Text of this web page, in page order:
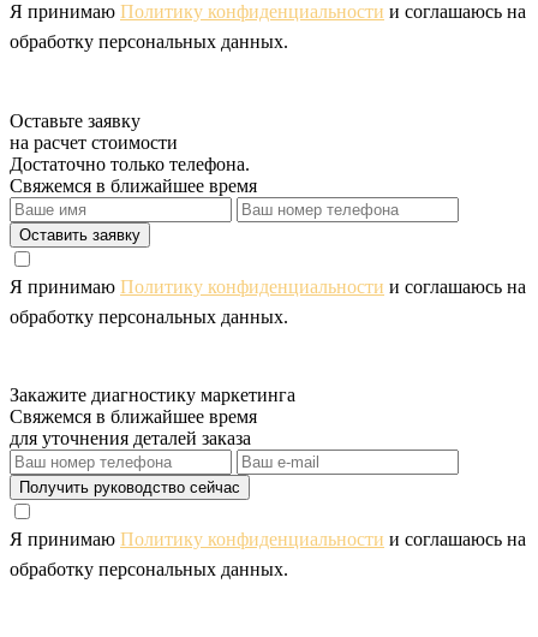
Я принимаю Политику конфиденциальности и соглашаюсь на
обработку персональных данных.
Оставьте заявку
на расчет стоимости
Достаточно только телефона.
Свяжемся в ближайшее время
Оставить заявку
Я принимаю Политику конфиденциальности и соглашаюсь на
обработку персональных данных.
Закажите диагностику маркетинга
Свяжемся в ближайшее время
для уточнения деталей заказа
Получить руководство сейчас
Я принимаю Политику конфиденциальности и соглашаюсь на
обработку персональных данных.